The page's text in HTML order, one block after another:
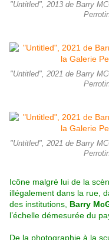
"Untitled", 2013 de Barry
"Untitled", 2021 de Barry
"Untitled", 2021 de Barry
Icône malgré lui de la
illégalement dans la rue,
des institutions, Barry
l’échelle démesurée du
De la photographie à la